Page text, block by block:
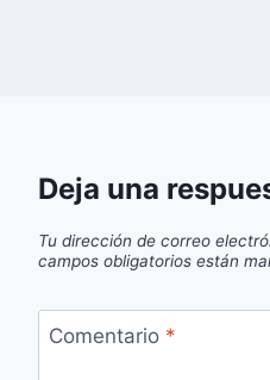
Deja una
Tu dirección de correo
campos obligatorios están
Comentario *